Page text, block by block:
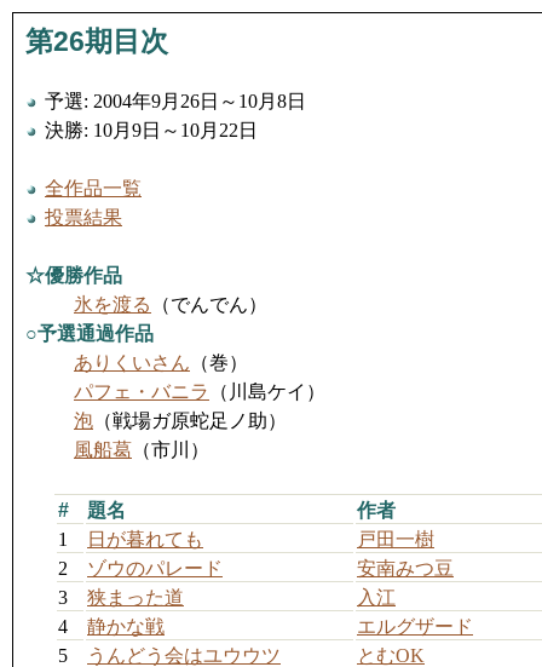
第26期目次
予選: 2004年9月26日～10月8日
決勝: 10月9日～10月22日
全作品一覧
投票結果
☆優勝作品
氷を渡る
（でんでん）
○予選通過作品
ありくいさん （巻）
パフェ・バニラ
（川島ケイ）
泡 （戦場ガ原蛇足ノ助）
風船葛 （市川）
# 題名
作者
1
日が暮れても
戸田一樹
2
ゾウのパレード
安南みつ豆
3
狭まった道
入江
4
静かな戦
エルグザード
5
うんどう会はユウウツ
とむOK